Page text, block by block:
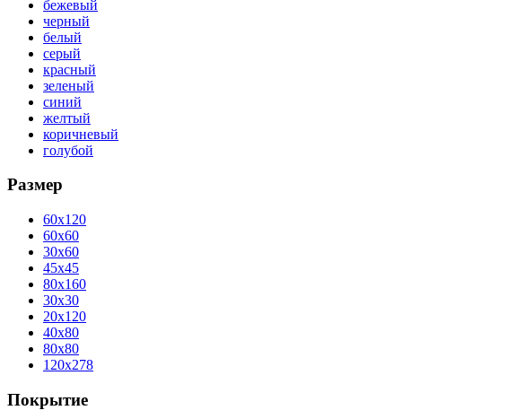
бежевый
черный
белый
серый
красный
зеленый
синий
желтый
коричневый
голубой
Размер
60x120
60x60
30x60
45x45
80x160
30x30
20x120
40x80
80x80
120x278
Покрытие